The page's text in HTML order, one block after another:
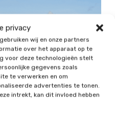
privacy
wij en onze partners
over het apparaat op te
voor deze technologieën stelt
gegevens zoals
te verwerken en om
advertenties te tonen.
intrekt, kan dit invloed hebben